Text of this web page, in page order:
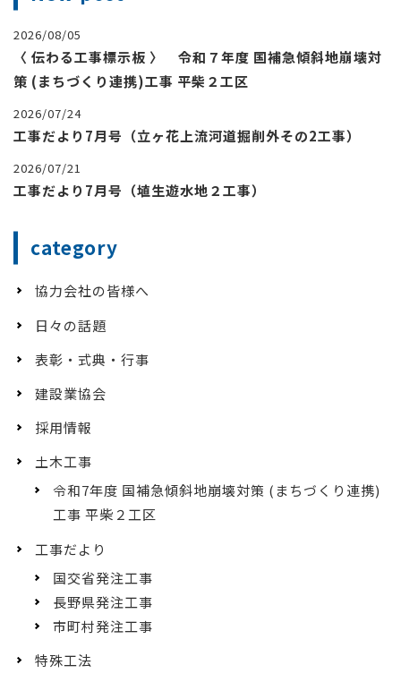
2026/08/05
〈 伝わる工事標示板 〉 令和７年度 国補急傾斜地崩壊対
策 (まちづくり連携)工事 平柴２工区
2026/07/24
工事だより7月号（立ヶ花上流河道掘削外その2工事）
2026/07/21
工事だより7月号（埴生遊水地２工事）
category
協力会社の皆様へ
日々の話題
表彰・式典・行事
建設業協会
採用情報
土木工事
令和7年度 国補急傾斜地崩壊対策 (まちづくり連携)
工事 平柴２工区
工事だより
国交省発注工事
長野県発注工事
市町村発注工事
特殊工法